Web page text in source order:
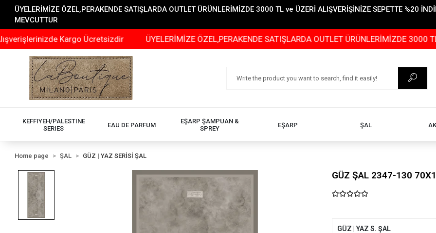
ÜYELERİMİZE ÖZEL,PERAKENDE SATIŞLARDA OUTLET ÜRÜNLERİMİZDE 3000 TL ve ÜZERİ ALIŞVERİŞİNİZE SEPETTE %20
MEVCUTTUR
Kargo Ücretsizdir ÜYELERİMİZE ÖZEL,PERAKENDE SATIŞLARDA OUTLET ÜRÜNLERİMİZDE 3000 TL ve
KEFFIYEH/PALESTINE
SERIES
EAU DE PARFUM
EŞARP ŞAMPUAN &
SPREY
EŞARP ŞAL
Home page ŞAL GÜZ | YAZ SERİSİ ŞAL
GÜZ ŞAL 2347-130
GÜZ | YAZ S. ŞAL